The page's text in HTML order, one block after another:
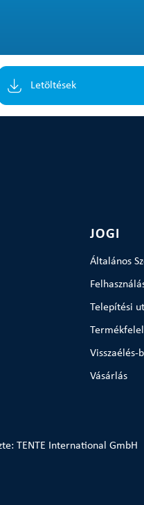
Letöltések
JOGI
Általános
Telepítési
Visszaélés-
Vásárlás
TENTE International GmbH